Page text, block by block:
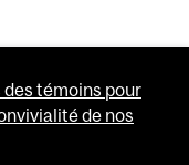
témoins pour
de nos